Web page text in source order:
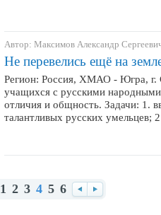
Автор: Максимов Александр
Не перевелись ещё на
Регион: Россия, ХМАО - Югра, г.
учащихся с русскими
отличия и общность. Задачи: 1.
талантливых русских умельцев;
1 2 3 4 5 6